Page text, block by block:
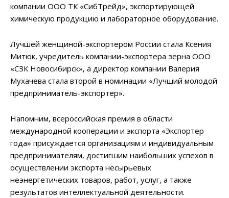
компании ООО ТК «СибТрейд», экспортирующей
химическую продукцию и лабораторное оборудование.
Лучшей женщиной-экспортером России стала Ксения
Митюк, учредитель компании-экспортера зерна ООО
«СЗК Новосибирск», а директор компании Валерия
Мухачева стала второй в номинации «Лучший молодой
предприниматель-экспортер».
Напомним, всероссийская премия в области
международной кооперации и экспорта «Экспортер
года» присуждается организациям и индивидуальным
предпринимателям, достигшим наибольших успехов в
осуществлении экспорта несырьевых
неэнергетических товаров, работ, услуг, а также
результатов интеллектуальной деятельности.